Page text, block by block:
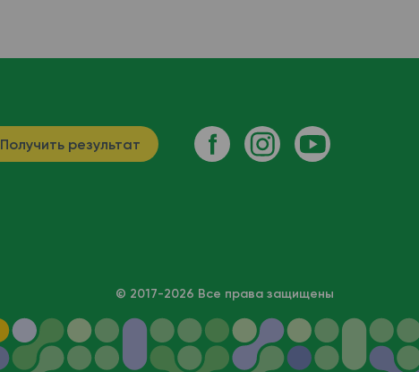
Получить результат
© 2017-2026 Все права защищены